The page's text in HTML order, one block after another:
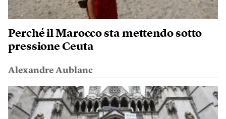
Perché il Marocco sta mettendo sotto
pressione Ceuta
Alexandre Aublanc